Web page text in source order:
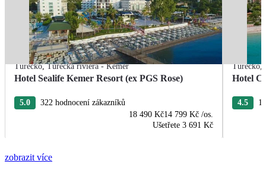
Turecko,Turecká riviéra - Kemer
Hotel Sealife Kemer Resort (ex PGS Rose)
5.0
322 hodnocení zákazníků
18 490 Kč14 799 Kč /os.
Ušetřete 3 691 Kč
Turecko,
Hotel
4.5
zobrazit více